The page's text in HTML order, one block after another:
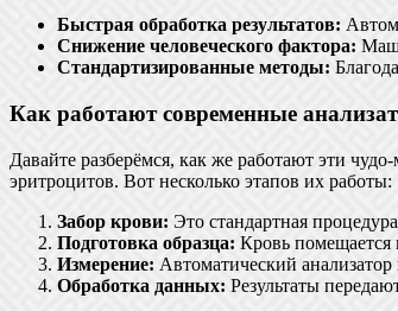
Быстрая обработка результатов:
Снижение человеческого фактора:
Стандартизированные методы:
Как работают современные
Давайте разберёмся, как же работают эти
эритроцитов. Вот несколько этапов их работы:
Забор крови: Это стандартная
Подготовка образца: Кровь помещается
Измерение: Автоматический
Обработка данных: Результаты